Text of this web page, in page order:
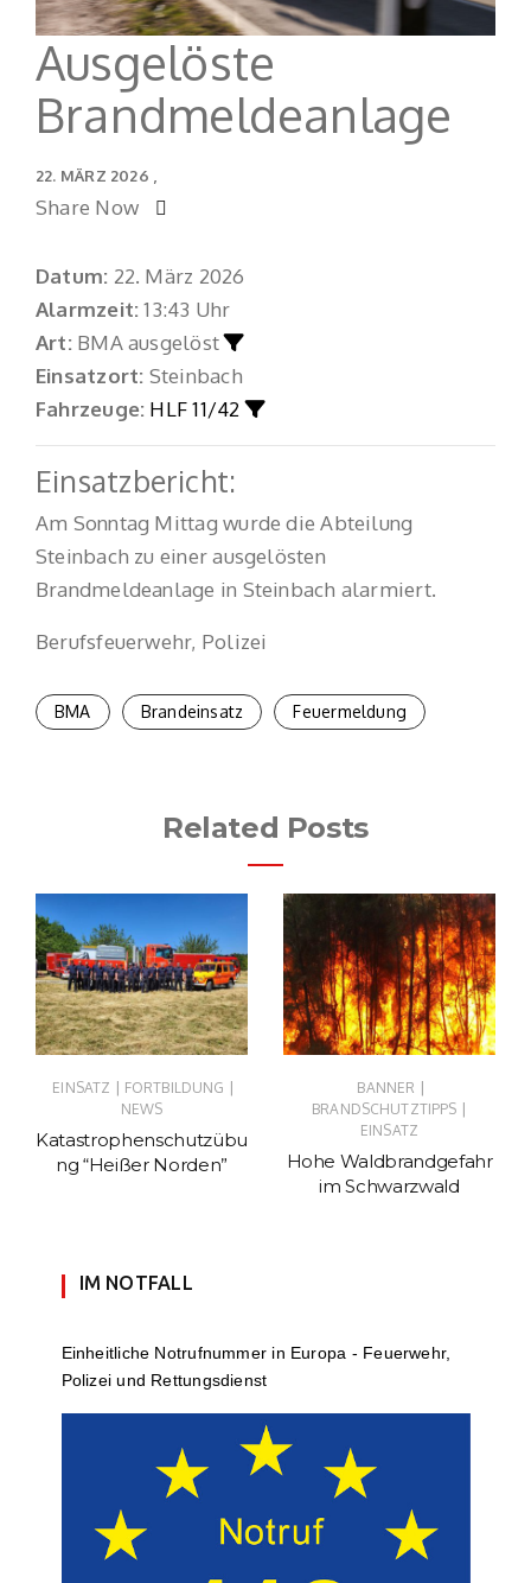
Ausgelöste
Brandmeldeanlage
22. MÄRZ 2026
Share Now
Datum: 22. März 2026
Alarmzeit:13:43 Uhr
Art:BMA ausgelöst
Einsatzort: Steinbach
Fahrzeuge: HLF 11/42
Einsatzbericht:
Am Sonntag Mittag wurde die Abteilung
Steinbach zu einer ausgelösten
Brandmeldeanlage in Steinbach alarmiert.
Berufsfeuerwehr, Polizei
BMA Brandeinsatz Feuermeldung
Related Posts
EINSATZ | FORTBILDUNG |
NEWS
Katastrophenschutzübu
ng “Heißer Norden”
BANNER |
BRANDSCHUTZTIPPS |
EINSATZ
Hohe Waldbrandgefahr
im Schwarzwald
IM NOTFALL
Einheit­li­che Notruf­num­mer in Europa - Feuerwehr,
Polizei und Rettungs­dienst